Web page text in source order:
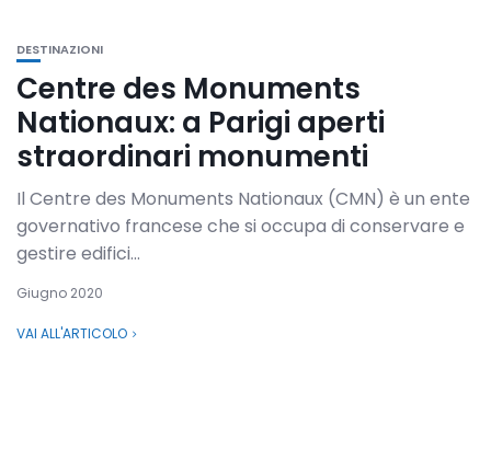
DESTINAZIONI
Centre des Monuments
Nationaux: a Parigi aperti
straordinari monumenti
Il Centre des Monuments Nationaux (CMN) è un ente
governativo francese che si occupa di conservare e
gestire edifici...
Giugno 2020
VAI ALL'ARTICOLO